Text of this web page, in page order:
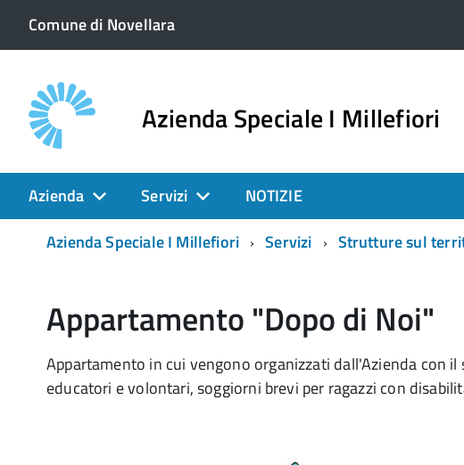
Comune di Novellara
Azienda Speciale I Millefiori
Azienda Servizi
NOTIZIE
Azienda Speciale I Millefiori
Servizi Strutture sul
Appartamento "Dopo di Noi"
Appartamento in cui vengono organizzati dall'Azienda con il
educatori e volontari, soggiorni brevi per ragazzi con